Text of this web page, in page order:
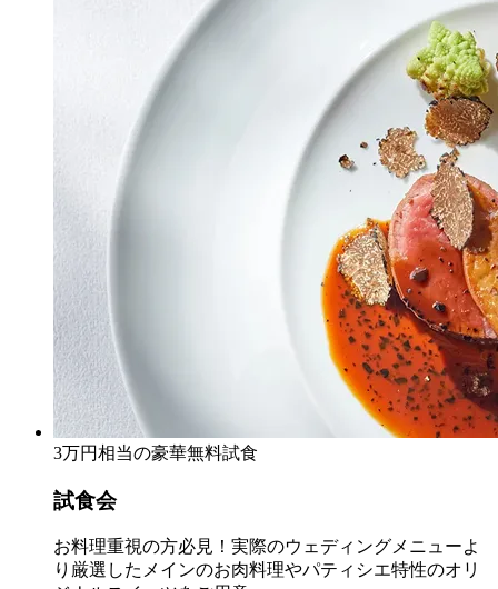
3万円相当の豪華無料試食
試食会
お料理重視の方必見！実際のウェディングメニューよ
り厳選したメインのお肉料理やパティシエ特性のオリ